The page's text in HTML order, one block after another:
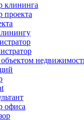
клининга
проекта
офиса